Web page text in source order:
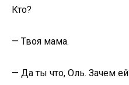
Кто?
— Твоя мама.
— Да ты что, Оль. Зачем